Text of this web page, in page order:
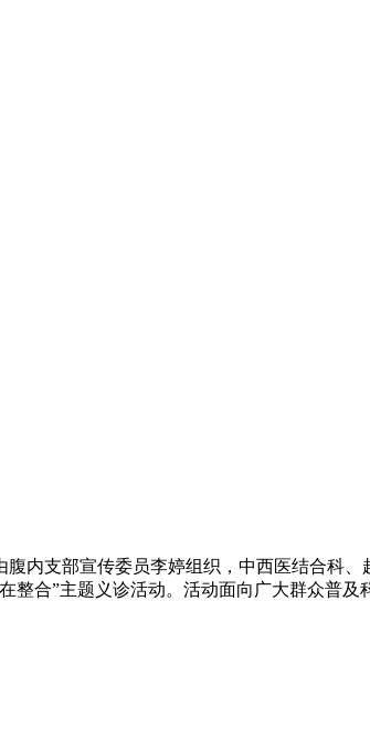
内支部宣传委员李婷组织，中西医结合科、
合”主题义诊活动。活动面向广大群众普及